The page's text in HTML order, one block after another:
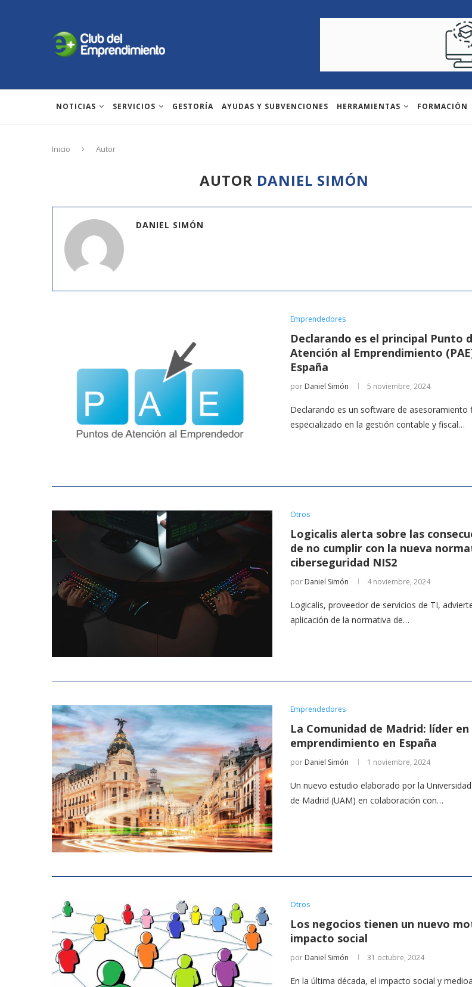
NOTICIAS SERVICIOS GESTORÍA AYUDAS Y SUBVENCIONES HERRAMIENTAS FORMACIÓN
Inicio Autor
AUTOR DANIEL SIMÓN
DANIEL SIMÓN
Emprendedores
Declarando es el principal Punto
Atención al Emprendimiento
España
por Daniel Simón 5 noviembre, 2024
Declarando es un software de asesoramiento
especializado en la gestión contable y fiscal…
Otros
Logicalis alerta sobre las
de no cumplir con la nueva
ciberseguridad NIS2
por Daniel Simón 4 noviembre, 2024
Logicalis, proveedor de servicios de TI,
aplicación de la normativa de…
Emprendedores
La Comunidad de Madrid: líder en
emprendimiento en España
por Daniel Simón 1 noviembre, 2024
Un nuevo estudio elaborado por la
de Madrid (UAM) en colaboración con…
Otros
Los negocios tienen un nuevo
impacto social
por Daniel Simón 31 octubre, 2024
En la última década, el impacto social y